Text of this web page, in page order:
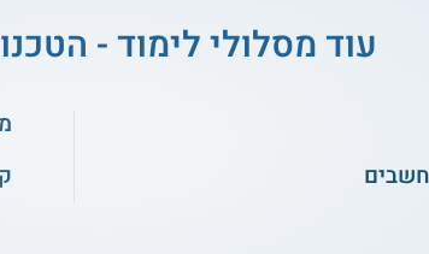
עוד מסלולי לימוד -